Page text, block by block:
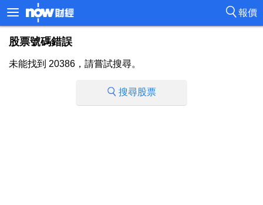
報價
股票號碼錯誤
未能找到 20386，請嘗試搜尋。
搜尋股票